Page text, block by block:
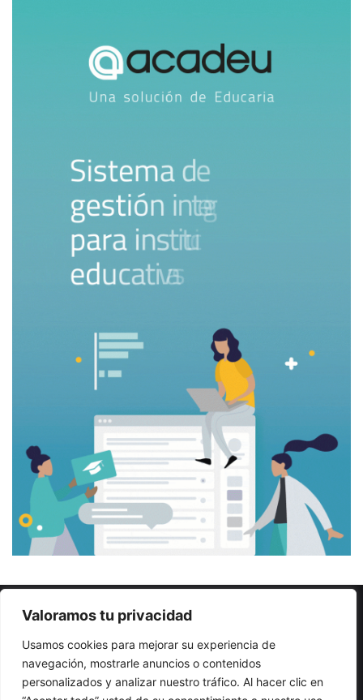
Valoramos tu privacidad
Usamos cookies para mejorar su experiencia de
navegación, mostrarle anuncios o contenidos
personalizados y analizar nuestro tráfico. Al hacer clic en
© Copyright 2026, Todos los derechos reservados |
creado por NextBrain Educación
Escribe artículos
¡Anuncia aquí!
Enviar gacetillas
Quiénes somos